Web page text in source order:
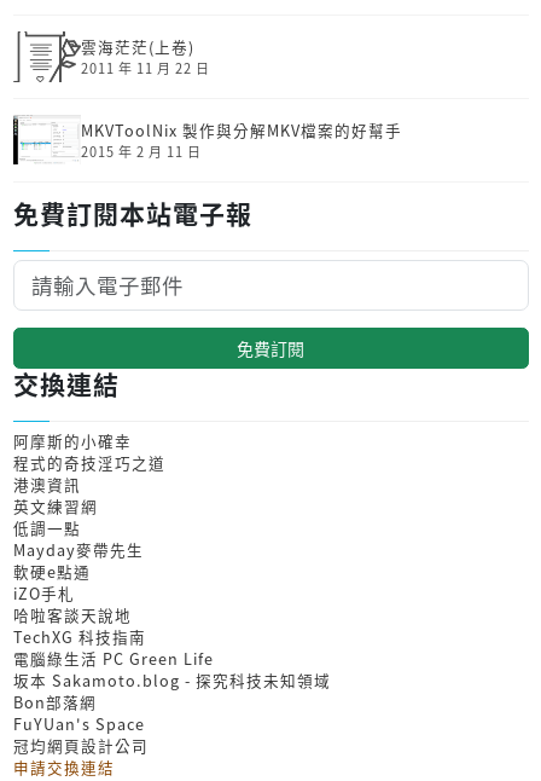
雲海茫茫(上卷)
2011 年 11 月 22 日
MKVToolNix 製作與分解MKV檔案的好幫手
2015 年 2 月 11 日
免費訂閱本站電子報
免費訂閱
交換連結
阿摩斯的小確幸
程式的奇技淫巧之道
港澳資訊
英文練習網
低調一點
Mayday麥帶先生
軟硬e點通
iZO手札
哈啦客談天說地
TechXG 科技指南
電腦綠生活 PC Green Life
坂本 Sakamoto.blog - 探究科技未知領域
Bon部落網
FuYUan's Space
冠均網頁設計公司
申請交換連結